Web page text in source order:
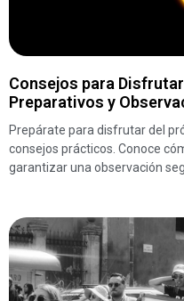
Consejos para
Preparativos y
Prepárate para disfrutar del
consejos prácticos. Conoce
garantizar una observación